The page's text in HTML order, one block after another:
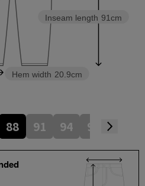
Inseam length 91cm
Hem width 20.9cm
88 91 94 97